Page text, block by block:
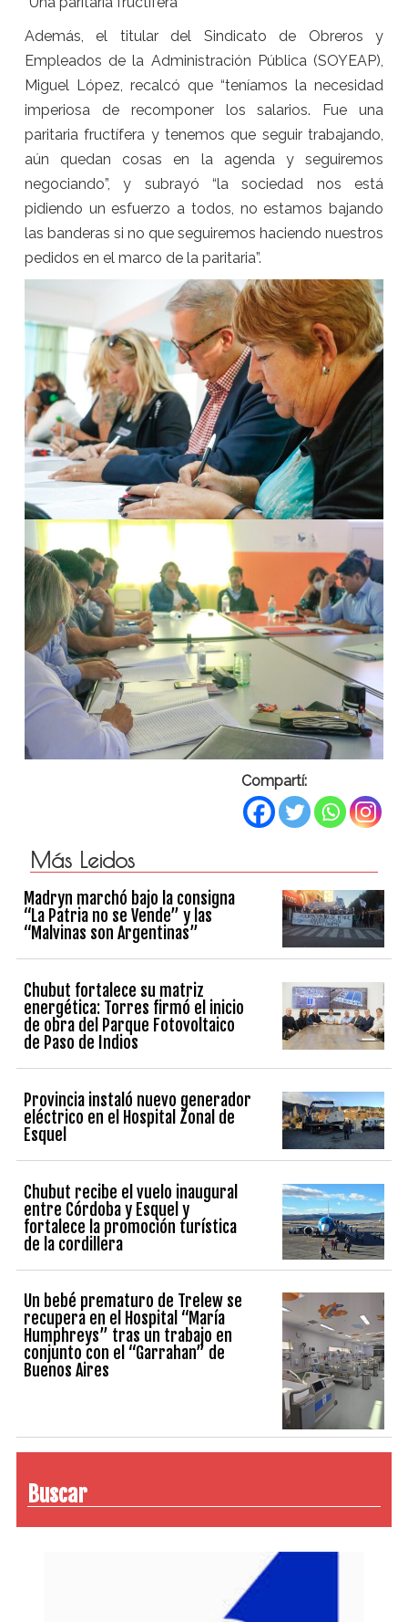
Además, el titular del Sindicato de Obreros y
Empleados de la Administración Pública (SOYEAP),
Miguel López, recalcó que “teníamos la necesidad
imperiosa de recomponer los salarios. Fue una
paritaria fructífera y tenemos que seguir trabajando,
aún quedan cosas en la agenda y seguiremos
negociando”, y subrayó “la sociedad nos está
pidiendo un esfuerzo a todos, no estamos bajando
las banderas si no que seguiremos haciendo nuestros
pedidos en el marco de la paritaria”.
Compartí:
Más Leidos
Madryn marchó bajo la consigna
“La Patria no se Vende” y las
“Malvinas son Argentinas”
Chubut fortalece su matriz
energética: Torres firmó el inicio
de obra del Parque Fotovoltaico
de Paso de Indios
Provincia instaló nuevo generador
eléctrico en el Hospital Zonal de
Esquel
Chubut recibe el vuelo inaugural
entre Córdoba y Esquel y
fortalece la promoción turística
de la cordillera
Un bebé prematuro de Trelew se
recupera en el Hospital “María
Humphreys” tras un trabajo en
conjunto con el “Garrahan” de
Buenos Aires
Buscar